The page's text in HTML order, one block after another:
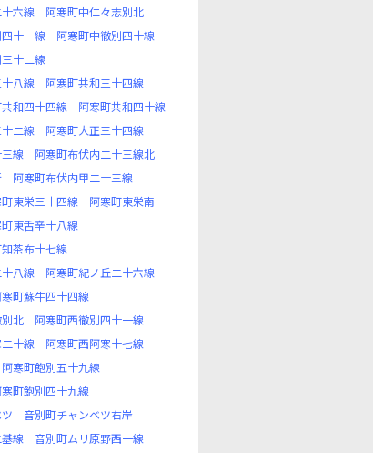
六線
阿寒町中仁々志別北
十一線
阿寒町中徹別四十線
十二線
八線
阿寒町共和三十四線
和四十四線
阿寒町共和四十線
二線
阿寒町大正三十四線
線
阿寒町布伏内二十三線北
阿寒町布伏内甲二十三線
東栄三十四線
阿寒町東栄南
東舌辛十八線
茶布十七線
八線
阿寒町紀ノ丘二十六線
寒町蘇牛四十四線
北
阿寒町西徹別四十一線
十線
阿寒町西阿寒十七線
阿寒町飽別五十九線
寒町飽別四十九線
音別町チャンベツ右岸
線
音別町ムリ原野西一線